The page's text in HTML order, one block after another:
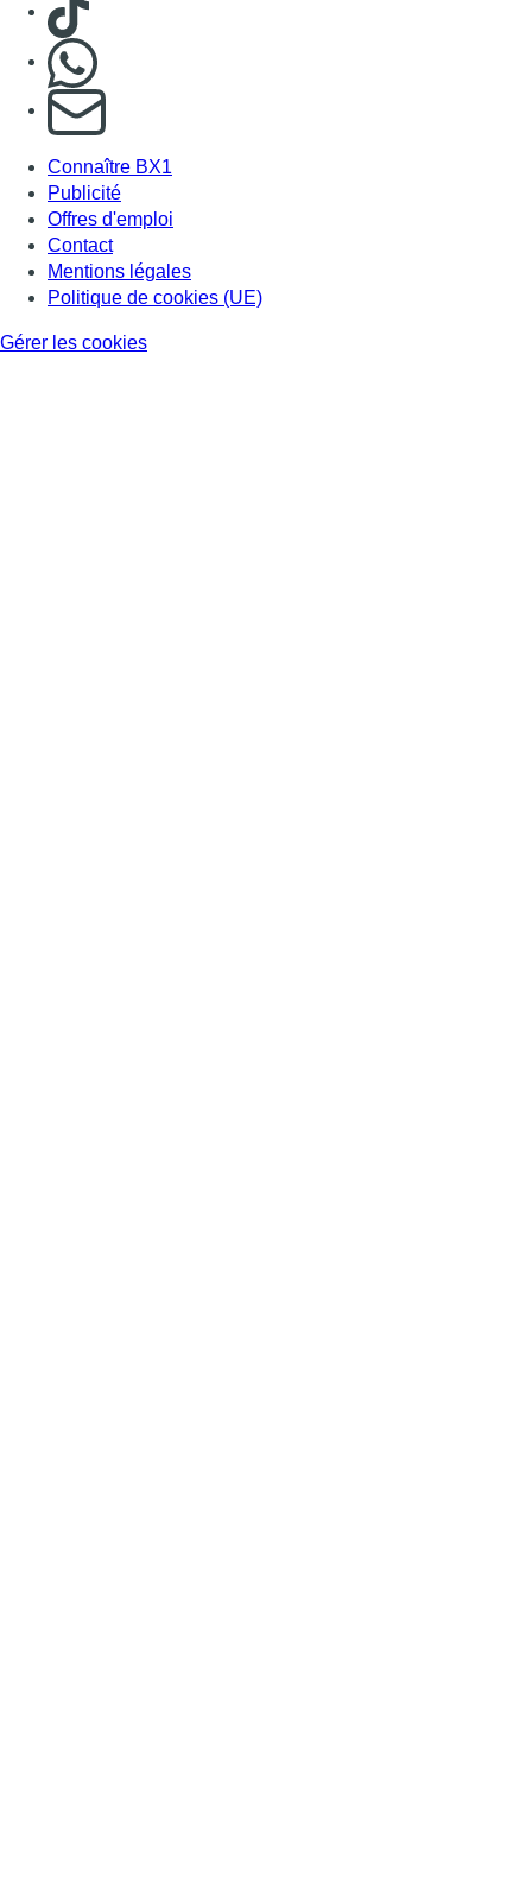
S'abonner à notre newsletter
Connaître BX1
Publicité
Offres d'emploi
Contact
Mentions légales
Politique de cookies (UE)
Gérer les cookies